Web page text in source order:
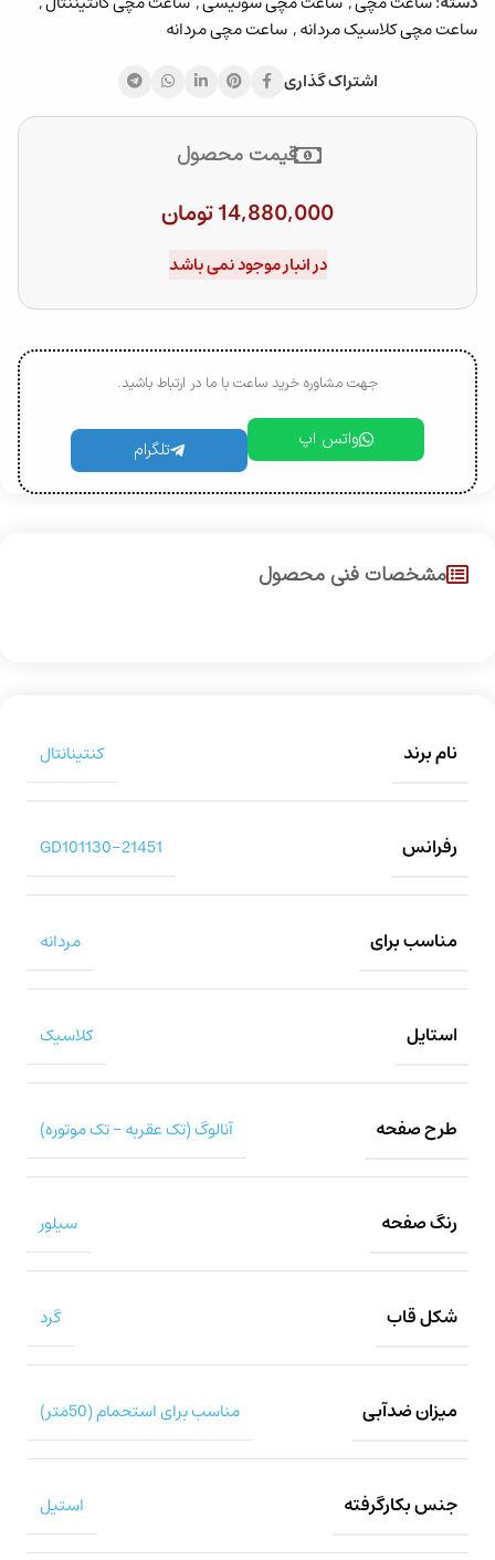
ساعت مچی کلاسیک مردانه, ساعت مچی مردانه
اشتراک گذاری
قیمت محصول
14,880,000تومان
در انبار موجود نمی باشد
جهت مشاوره خرید ساعت با ما در ارتباط باشید.
واتس اپ تلگرام
نام برند کنتینانتال
رفرانس 21451-GD101130
مناسب برای مردانه
استایل کلاسیک
طرح صفحه آنالوگ (تک عقربه – تک موتوره)
رنگ صفحه سیلور
شکل قاب گرد
میزان ضدآبی مناسب برای استحمام (50متر)
جنس بکارگرفته استیل
مشخصات فنی محصول